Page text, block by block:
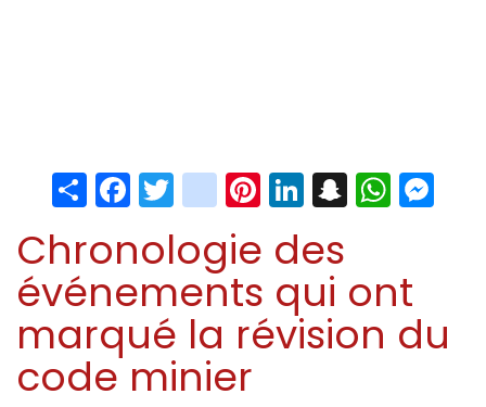
ShareFacebook
Twitter
instagram
Pinterest
LinkedIn
Snapchat
Chronologie des
événements qui ont
marqué la révision du
code minier